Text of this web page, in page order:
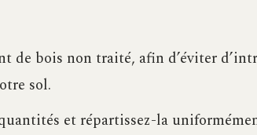
de bois non traité, afin d’éviter
sol.
et répartissez-la